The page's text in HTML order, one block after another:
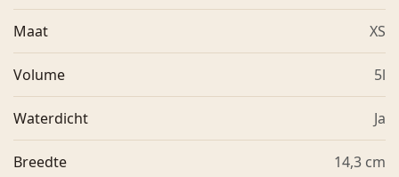
Maat XS
Volume 5l
Waterdicht Ja
Breedte 14,3 cm